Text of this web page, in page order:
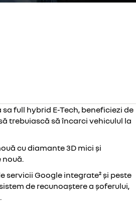
full hybrid E-Tech, beneficiezi de
trebuiască să încarci vehiculul la
cu diamante 3D mici și
nouă.
servicii Google integrate² și peste
de recunoaștere a șoferului,